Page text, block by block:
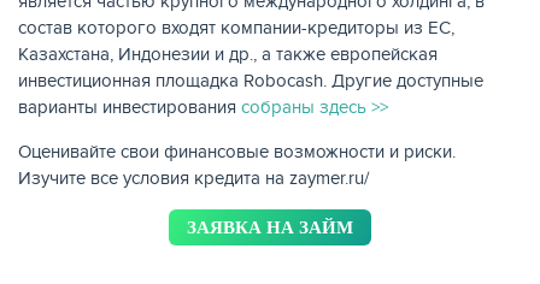
состав которого входят компании-кредиторы из ЕС,
Казахстана, Индонезии и др., а также европейская
инвестиционная площадка Robocash. Другие доступные
варианты инвестирования собраны здесь >>
Оценивайте свои финансовые возможности и риски.
Изучите все условия кредита на zaymer.ru/
ЗАЯВКА НА ЗАЙМ